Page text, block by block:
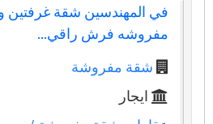
في المهندسين شقة غرفتين
مفروشه فرش راقي...
شقة مفروشة
ايجار